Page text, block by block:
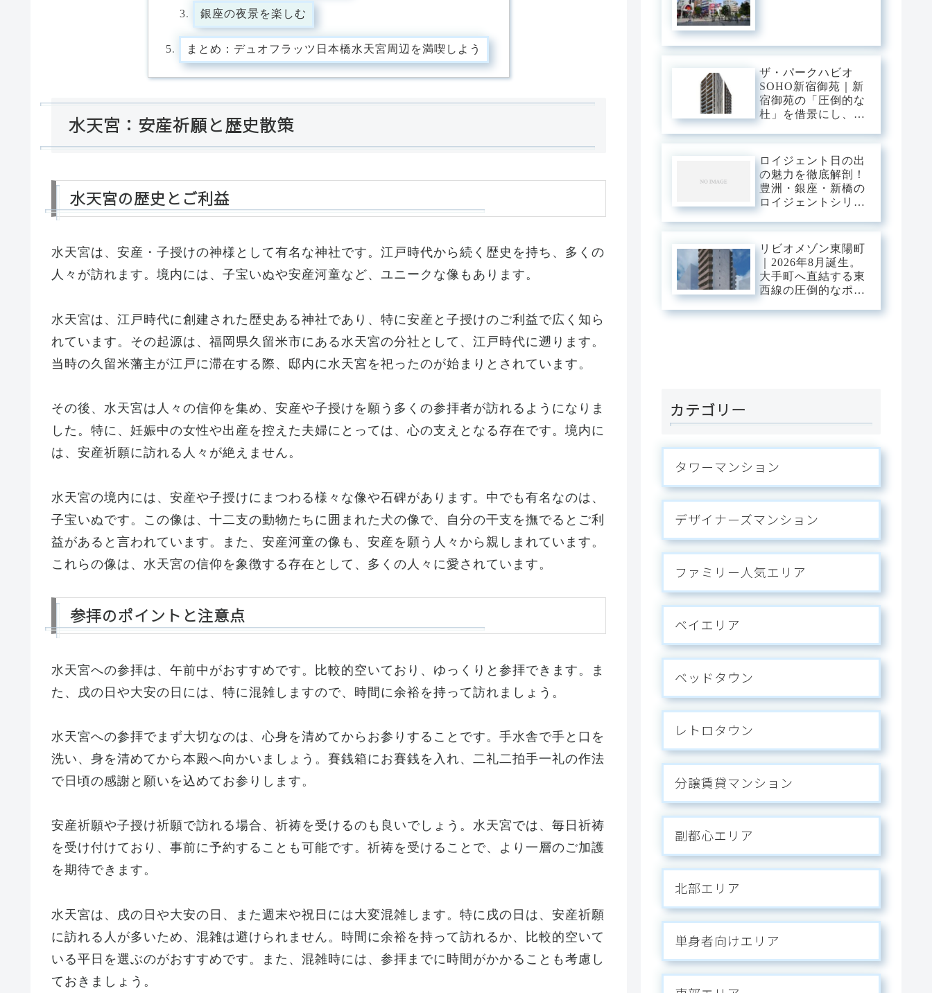
銀座の夜景を楽しむ
まとめ：デュオフラッツ日本橋水天宮周辺を満喫しよう
水天宮：安産祈願と歴史散策
水天宮の歴史とご利益
水天宮は、安産・子授けの神様として有名な神社です。江戸時代から続く歴史を持ち、多くの
人々が訪れます。境内には、子宝いぬや安産河童など、ユニークな像もあります。
水天宮は、江戸時代に創建された歴史ある神社であり、特に安産と子授けのご利益で広く知ら
れています。その起源は、福岡県久留米市にある水天宮の分社として、江戸時代に遡ります。
当時の久留米藩主が江戸に滞在する際、邸内に水天宮を祀ったのが始まりとされています。
その後、水天宮は人々の信仰を集め、安産や子授けを願う多くの参拝者が訪れるようになりま
した。特に、妊娠中の女性や出産を控えた夫婦にとっては、心の支えとなる存在です。境内に
は、安産祈願に訪れる人々が絶えません。
水天宮の境内には、安産や子授けにまつわる様々な像や石碑があります。中でも有名なのは、
子宝いぬです。この像は、十二支の動物たちに囲まれた犬の像で、自分の干支を撫でるとご利
益があると言われています。また、安産河童の像も、安産を願う人々から親しまれています。
これらの像は、水天宮の信仰を象徴する存在として、多くの人々に愛されています。
参拝のポイントと注意点
水天宮への参拝は、午前中がおすすめです。比較的空いており、ゆっくりと参拝できます。ま
た、戌の日や大安の日には、特に混雑しますので、時間に余裕を持って訪れましょう。
水天宮への参拝でまず大切なのは、心身を清めてからお参りすることです。手水舎で手と口を
洗い、身を清めてから本殿へ向かいましょう。賽銭箱にお賽銭を入れ、二礼二拍手一礼の作法
で日頃の感謝と願いを込めてお参りします。
安産祈願や子授け祈願で訪れる場合、祈祷を受けるのも良いでしょう。水天宮では、毎日祈祷
を受け付けており、事前に予約することも可能です。祈祷を受けることで、より一層のご加護
を期待できます。
水天宮は、戌の日や大安の日、また週末や祝日には大変混雑します。特に戌の日は、安産祈願
に訪れる人が多いため、混雑は避けられません。時間に余裕を持って訪れるか、比較的空いて
いる平日を選ぶのがおすすめです。また、混雑時には、参拝までに時間がかかることも考慮し
ておきましょう。
ス。
ザ・パークハビオ
SOHO新宿御苑｜新
宿御苑の「圧倒的な
杜」を借景にし、新
内に収める。職住の
境界を美しく溶か
す、三菱地所レジデ
ンスが贈るハイエン
ドSOHOステージ。
ロイジェント日の出
の魅力を徹底解剖！
豊洲・銀座・新橋の
ロイジェントシリー
リビオメゾン東陽町
｜2026年8月誕生。
大手町へ直結する東
西線の圧倒的なポテ
し、江東の「豊かな
カテゴリー
タワーマンション
デザイナーズマンション
ファミリー人気エリア
ベイエリア
ベッドタウン
レトロタウン
分譲賃貸マンション
副都心エリア
北部エリア
単身者向けエリア